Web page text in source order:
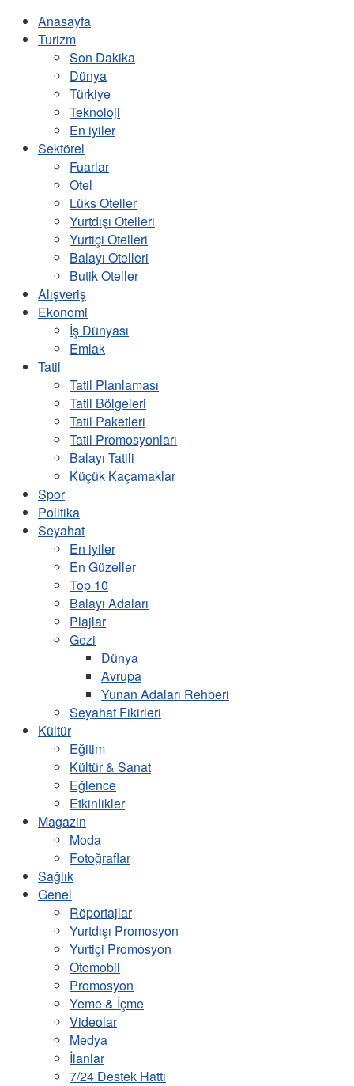
Anasayfa
Turizm
Son Dakika
Dünya
Türkiye
Teknoloji
En iyiler
Sektörel
Fuarlar
Otel
Lüks Oteller
Yurtdışı Otelleri
Yurtiçi Otelleri
Balayı Otelleri
Butik Oteller
Alışveriş
Ekonomi
İş Dünyası
Emlak
Tatil
Tatil Planlaması
Tatil Bölgeleri
Tatil Paketleri
Tatil Promosyonları
Balayı Tatili
Küçük Kaçamaklar
Spor
Politika
Seyahat
En iyiler
En Güzeller
Top 10
Balayı Adaları
Plajlar
Gezi
Dünya
Avrupa
Yunan Adaları Rehberi
Seyahat Fikirleri
Kültür
Eğitim
Kültür & Sanat
Eğlence
Etkinlikler
Magazin
Moda
Fotoğraflar
Sağlık
Genel
Röportajlar
Yurtdışı Promosyon
Yurtiçi Promosyon
Otomobil
Promosyon
Yeme & İçme
Videolar
Medya
İlanlar
7/24 Destek Hattı